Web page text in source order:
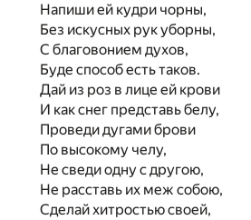
Напиши ей кудри чорны,
Без искусных рук уборны,
С благовонием духов,
Буде способ есть таков.
Дай из роз в лице ей крови
И как снег представь белу,
Проведи дугами брови
По высокому челу,
Не сведи одну с другою,
Не расставь их меж собою,
Сделай хитростью своей,